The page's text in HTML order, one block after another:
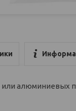
алюминиевых